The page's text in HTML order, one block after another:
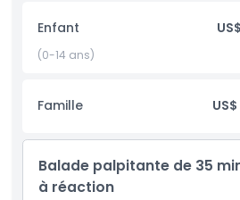
laissant des souvenirs durables de
Inclus
Politique enfant/adulte
Enfant
(0-14 ans)
Famille
Balade palpitante de 35
à réaction